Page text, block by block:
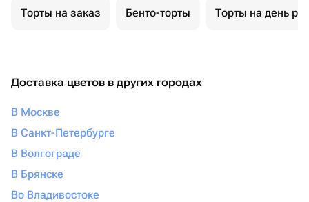
Торты на заказ Бенто-торты Торты на день
Доставка цветов в других городах
В Москве
В Санкт-Петербурге
В Волгограде
В Брянске
Во Владивостоке